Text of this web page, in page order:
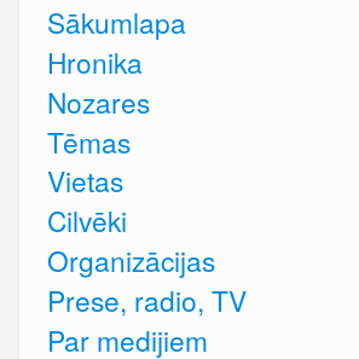
Sākumlapa
Hronika
Nozares
Tēmas
Vietas
Cilvēki
Organizācijas
Prese, radio, TV
Par medijiem